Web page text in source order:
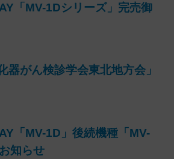
「MV-1Dシリーズ」完売御
器がん検診学会東北地方会」
「MV-1D」後続機種「MV-
知らせ